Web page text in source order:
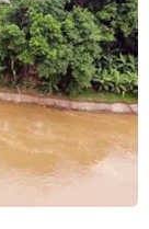
23/7-
điểm khác
từng diễn ra